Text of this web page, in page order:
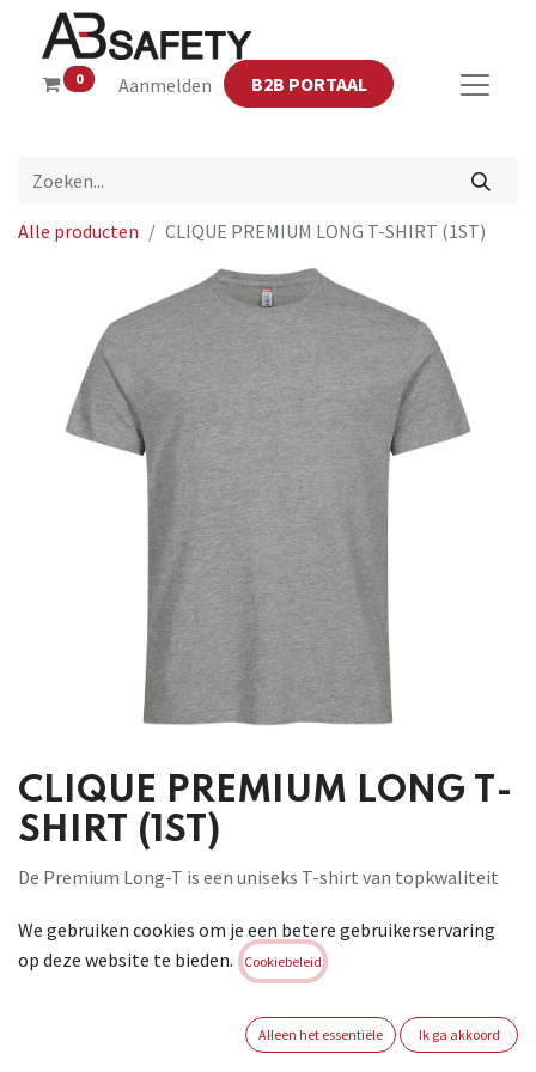
0 Aanmelden B2B PORTAAL
Alle producten CLIQUE PREMIUM LONG T-SHIRT (1ST)
CLIQUE PREMIUM LONG T-
SHIRT (1ST)
De Premium Long-T is een uniseks T-shirt van topkwaliteit
ringgesponnen katoen. De dubbele 1x1 rib in de kraag en
verstevigd necktape zorgen voor optimaal draagcomfort.
verwijderen label voor rebranding. De behandeling met
enzymen zorgt ervoor dat het T-shirt zacht en glad
We gebruiken cookies om je een betere gebruikerservaring
op deze website te bieden.
Cookiebeleid
Alleen het essentiële Ik ga akkoord